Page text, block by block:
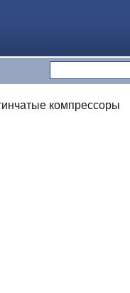
компрессоры